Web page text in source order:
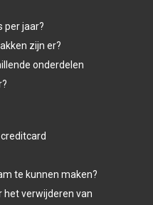
per jaar?
zijn er?
onderdelen
te kunnen maken?
het verwijderen van